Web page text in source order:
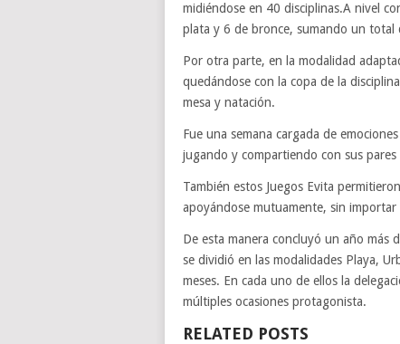
midiéndose en 40 disciplinas.A nivel
plata y 6 de bronce, sumando un total
Por otra parte, en la modalidad
quedándose con la copa de la
mesa y natación.
Fue una semana cargada de
jugando y compartiendo con sus pares
También estos Juegos Evita
apoyándose mutuamente, sin
De esta manera concluyó un año más
se dividió en las modalidades Playa,
meses. En cada uno de ellos la
múltiples ocasiones protagonista.
RELATED POSTS